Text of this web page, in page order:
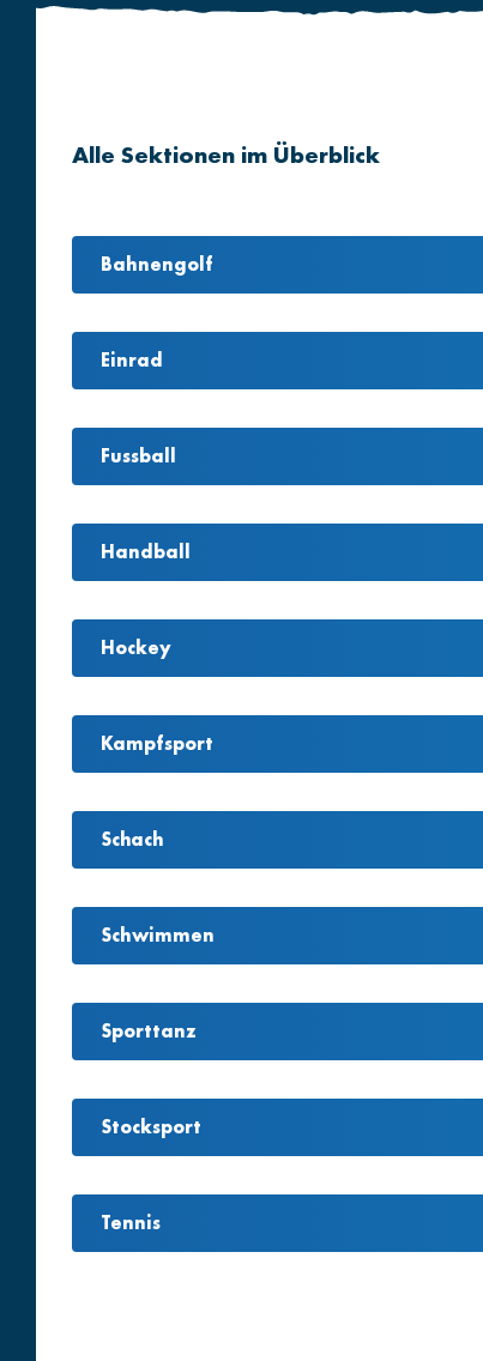
Alle Sektionen im Überblick
Bahnengolf
Einrad
Fussball
Handball
Hockey
Kampfsport
Schach
Schwimmen
Sporttanz
Stocksport
Tennis